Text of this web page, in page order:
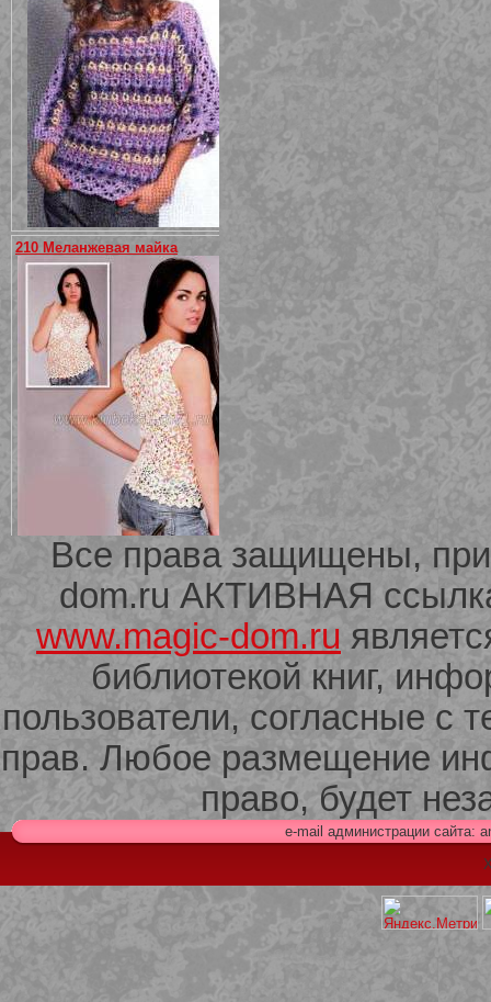
210 Меланжевая майка
209 Белая кофта из ленточного
Все права защищены,
dom.ru АКТИВНАЯ ссылка
www.magic-dom.ru
библиотекой книг,
пользователи, согласные с
прав. Любое размещение
право, будет
e-mail администрации сайта: